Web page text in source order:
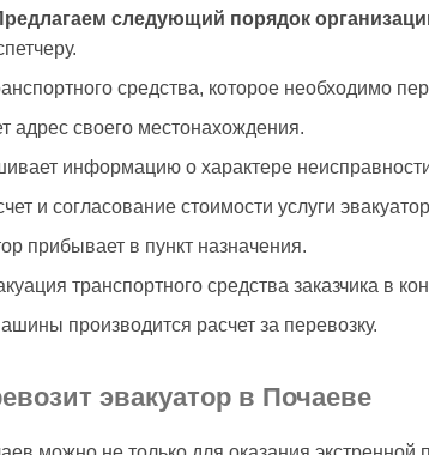
следующий порядок
средства, которое необходимо
адрес своего местонахождения.
информацию о характере
и согласование стоимости услуги
прибывает в пункт назначения.
транспортного средства заказчика в
производится расчет за перевозку.
эвакуатор в Почаеве